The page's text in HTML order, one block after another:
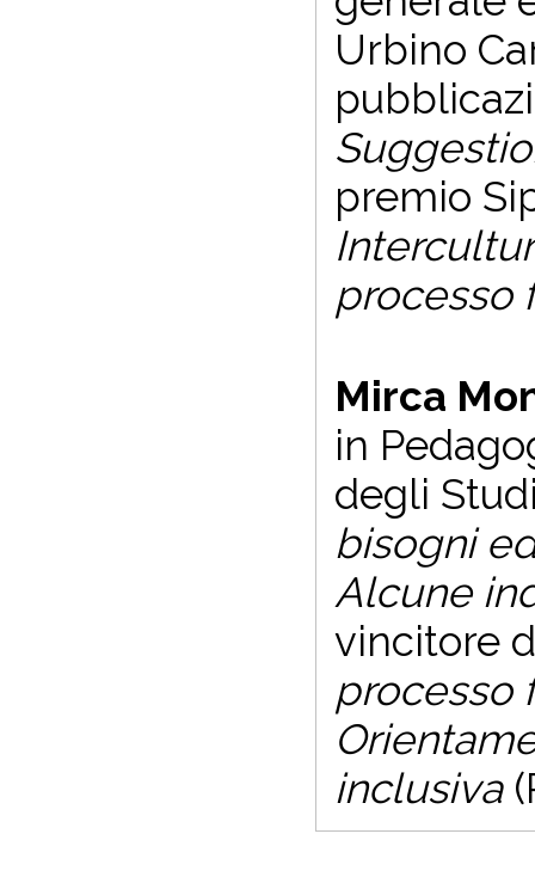
Urbino
premio
processo
Mirca
in
degli
bisogni
Alcune
vincitore
processo
inclusiva